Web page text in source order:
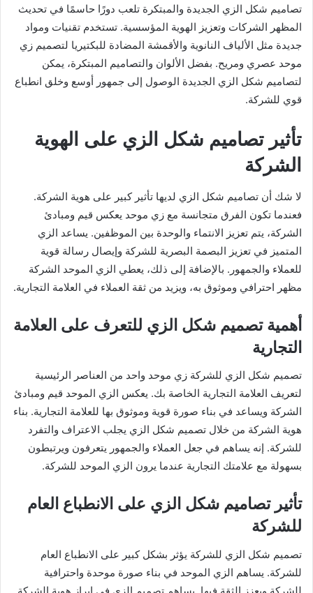
تصاميم شكل الزي الجديدة والمبتكرة تلعب دورًا حاسمًا في تحديث
المظهر الشركات وتعزيز الهوية المؤسسية. تستخدم تقنيات ومواد
جديدة مثل الألياف النانوية والأقمشة المضادة للبكتيريا لتصميم زي
موحد عصري ومريح. بفضل الألوان والتصاميم المبتكرة، يمكن
لتصاميم شكل الزي الجديدة الوصول إلى جمهور أوسع وخلق انطباع
قوي للشركة.
تأثير تصاميم شكل الزي على الهوية
الشركة
لا شك أن تصاميم شكل الزي لديها تأثير كبير على هوية الشركة.
فعندما تكون الفرق متجانسة مع زي موحد يعكس قيم ومبادئ
الشركة، يتم تعزيز الانتماء والوحدة بين الموظفين. يساعد الزي
المتميز في تعزيز البصمة البصرية للشركة وإيصال رسالة قوية
للعملاء والجمهور. بالإضافة إلى ذلك، يعطي الزي الموحد الشركة
مظهر احترافي وموثوق به، ويزيد من ثقة العملاء في العلامة التجارية.
أهمية تصميم شكل الزي للتعرف على العلامة
التجارية
تصميم شكل الزي للشركة زي موحد واحد من العناصر الرئيسية
لتعريف العلامة التجارية الخاصة بك. يعكس الزي الموحد قيم ومبادئ
الشركة ويساعد في بناء صورة قوية وموثوق بها للعلامة التجارية. بناء
هوية الشركة من خلال تصميم شكل الزي يجلب الاعتراف والتفرد
للشركة. إنه يساهم في جعل العملاء والجمهور يتعرفون ويرتبطون
بسهولة مع علامتك التجارية عندما يرون الزي الموحد للشركة.
تأثير تصاميم شكل الزي على الانطباع العام
للشركة
تصميم شكل الزي للشركة يؤثر بشكل كبير على الانطباع العام
للشركة. يساهم الزي الموحد في بناء صورة موحدة واحترافية